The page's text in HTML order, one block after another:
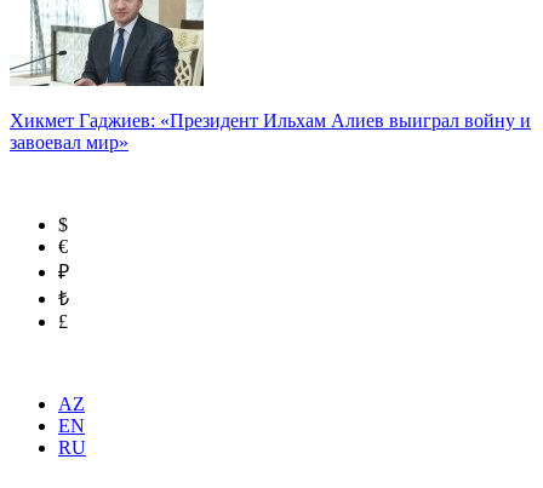
Хикмет Гаджиев: «Президент Ильхам Алиев выиграл войну и
завоевал мир»
$
€
₽
₺
£
AZ
EN
RU